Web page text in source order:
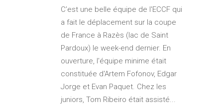
C’est une belle équipe de l'ECCF qui
a fait le déplacement sur la coupe
de France à Razès (lac de Saint
Pardoux) le week-end dernier. En
ouverture, l'équipe minime était
constituée d'Artem Fofonov, Edgar
Jorge et Evan Paquet. Chez les
juniors, Tom Ribeiro était assisté...